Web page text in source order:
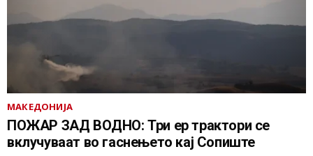
МАКЕДОНИЈА
ПОЖАР ЗАД ВОДНО: Три ер трактори се
вклучуваат во гаснењето кај Сопиште